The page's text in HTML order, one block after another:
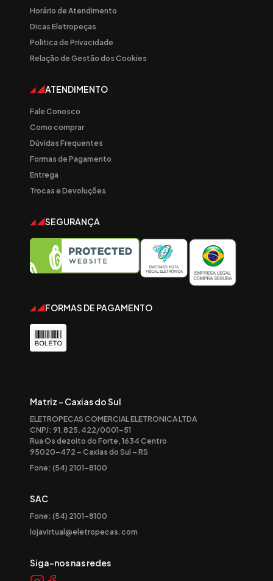
Horário de Atendimento
Dicas Eletropeças
Politica de Privacidade
Relação de Gestão dos Cookies
ATENDIMENTO
Fale Conosco
Como comprar
Dúvidas Frequentes
Formas de Pagamento
Entrega
Trocas e Devoluções
SEGURANÇA
FORMAS DE PAGAMENTO
Matriz - Caxias do Sul
ELETROPECAS COMERCIAL ELETRONICA LTDA
CNPJ: 91.825.422/0001-51
Rua Os dezoito do Forte, 1634 Centro
95020-472 – Caxias do Sul – RS
Fone: (54) 2101-8100
SAC
Fone: (54) 2101-8100
lojavirtual@eletropecas.com
Siga-nos nas redes